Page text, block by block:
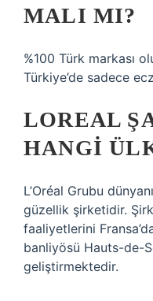
MALI MI?
%100 Türk markası
Türkiye’de sadece
LOREAL
HANGI
L’Oréal Grubu
güzellik şirketidir.
faaliyetlerini
banliyösü Hauts-de-
geliştirmektedir.